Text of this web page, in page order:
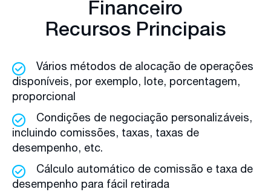
Financeiro
Recursos Principais
Vários métodos de alocação de operações
disponíveis, por exemplo, lote, porcentagem,
proporcional
Condições de negociação personalizáveis,
incluindo comissões, taxas, taxas de
desempenho, etc.
Cálculo automático de comissão e taxa de
desempenho para fácil retirada